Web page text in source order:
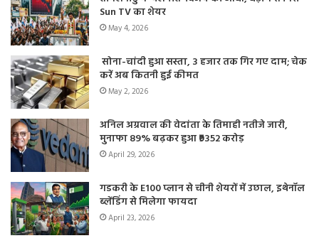
Sun TV का शेयर
May 4, 2026
सोना-चांदी हुआ सस्ता, 3 हजार तक गिर गए दाम; चेक
करें अब कितनी हुई कीमत
May 2, 2026
अनिल अग्रवाल की वेदांता के तिमाही नतीजे जारी,
मुनाफा 89% बढ़कर हुआ ₹9352 करोड़
April 29, 2026
गडकरी के E100 प्लान से चीनी शेयरों में उछाल, इथेनॉल
ब्लेंडिंग से मिलेगा फायदा
April 23, 2026